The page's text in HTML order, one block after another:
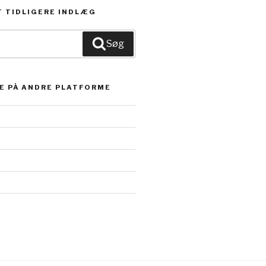
TIDLIGERE INDLÆG
Søg
PÅ ANDRE PLATFORME